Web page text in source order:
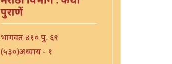
पुराणें
भागवत ४१० पु. ६९
(५३०)अध्याय - १